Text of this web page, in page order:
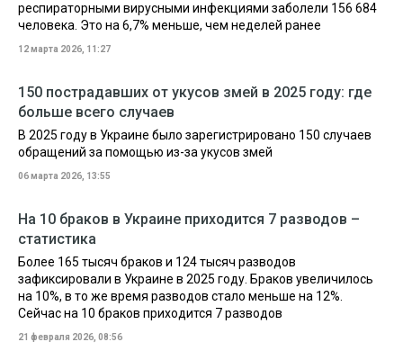
респираторными вирусными инфекциями заболели 156 684
человека. Это на 6,7% меньше, чем неделей ранее
12 марта 2026, 11:27
150 пострадавших от укусов змей в 2025 году: где
больше всего случаев
В 2025 году в Украине было зарегистрировано 150 случаев
обращений за помощью из-за укусов змей
06 марта 2026, 13:55
На 10 браков в Украине приходится 7 разводов –
статистика
Более 165 тысяч браков и 124 тысяч разводов
зафиксировали в Украине в 2025 году. Браков увеличилось
на 10%, в то же время разводов стало меньше на 12%.
Сейчас на 10 браков приходится 7 разводов
21 февраля 2026, 08:56